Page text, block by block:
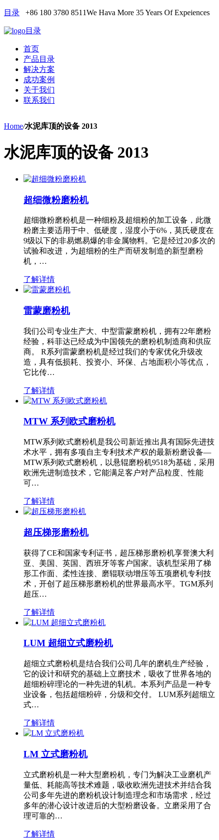
目录 +86 180 3780 8511We Hava More 35 Years Of Expeiences
目录
首页
产品目录
解决方案
成功案例
关于我们
联系我们
Home/水泥库顶的设备 2013
水泥库顶的设备 2013
超细微粉磨粉机
超细微粉磨粉机是一种细粉及超细粉的加工设备，此微
粉磨主要适用于中、低硬度，湿度小于6%，莫氏硬度在
9级以下的非易燃易爆的非金属物料。它是经过20多次的
试验和改进，为超细粉的生产而研发制造的新型磨粉
机，…
了解详情
雷蒙磨粉机
我们公司专业生产大、中型雷蒙磨粉机，拥有22年磨粉
经验，科菲达已经成为中国领先的磨粉机制造商和供应
商。 R系列雷蒙磨粉机是经过我们的专家优化升级改
造，具有低损耗、投资小、环保、占地面积小等优点，
它比传…
了解详情
MTW 系列欧式磨粉机
MTW系列欧式磨粉机是我公司新近推出具有国际先进技
术水平，拥有多项自主专利技术产权的最新粉磨设备—
MTW系列欧式磨粉机，以悬辊磨粉机9518为基础，采用
欧洲先进制造技术，它能满足客户对产品粒度、性能
可…
了解详情
超压梯形磨粉机
获得了CE和国家专利证书，超压梯形磨粉机享誉澳大利
亚、美国、英国、西班牙等客户国家。该机型采用了梯
形工作面、柔性连接、磨辊联动增压等五项磨机专利技
术，开创了超压梯形磨粉机的世界最高水平。TGM系列
超压…
了解详情
LUM 超细立式磨粉机
超细立式磨粉机是结合我们公司几年的磨机生产经验，
它的设计和研究的基础上立磨技术，吸收了世界各地的
超细粉碎理论的一种先进的轧机。本系列产品是一种专
业设备，包括超细粉碎，分级和交付。 LUM系列超细立
式…
了解详情
LM 立式磨粉机
立式磨粉机是一种大型磨粉机，专门为解决工业磨机产
量低、耗能高等技术难题，吸收欧洲先进技术并结合我
公司多年先进的磨粉机设计制造理念和市场需求，经过
多年的潜心设计改进后的大型粉磨设备。立磨采用了合
理可靠的…
了解详情